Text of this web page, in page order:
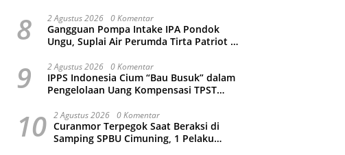
8 2 Agustus 2026 0 Komentar
Gangguan Pompa Intake IPA Pondok
Ungu, Suplai Air Perumda Tirta Patriot di
9 2 Agustus 2026 0 Komentar
IPPS Indonesia Cium “Bau Busuk” dalam
Pengelolaan Uang Kompensasi TPST
10 2 Agustus 2026 0 Komentar
Curanmor Terpegok Saat Beraksi di
Samping SPBU Cimuning, 1 Pelaku